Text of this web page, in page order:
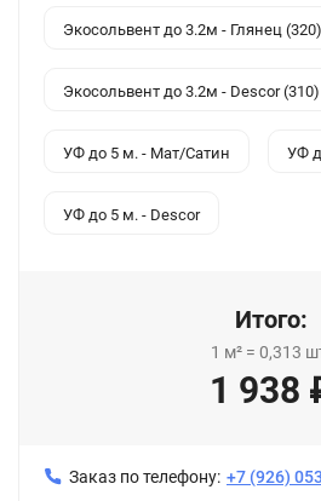
Экосольвент до 3.2м - Глянец (320)
Экосольвент до 3.2м - Descor (310)
УФ до 5 м. - Мат/Сатин УФ
УФ до 5 м. - Descor
Итого:
1 м² = 0,313
1 938
Заказ по телефону: +7 (926)